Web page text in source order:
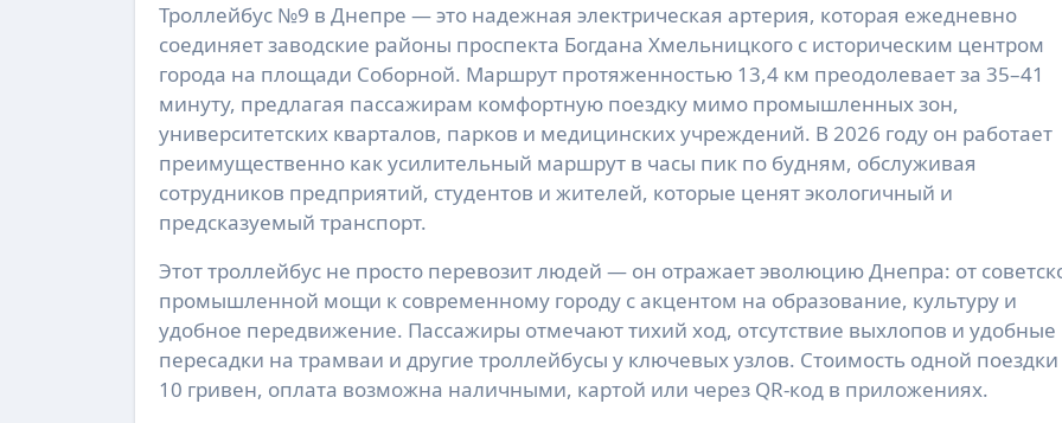
Троллейбус №9 в Днепре — это надежная электрическая артерия, которая ежедневно
соединяет заводские районы проспекта Богдана Хмельницкого с историческим центром
города на площади Соборной. Маршрут протяженностью 13,4 км преодолевает за 35–41
минуту, предлагая пассажирам комфортную поездку мимо промышленных зон,
университетских кварталов, парков и медицинских учреждений. В 2026 году он работает
преимущественно как усилительный маршрут в часы пик по будням, обслуживая
сотрудников предприятий, студентов и жителей, которые ценят экологичный и
предсказуемый транспорт.
Этот троллейбус не просто перевозит людей — он отражает эволюцию Днепра: от
промышленной мощи к современному городу с акцентом на образование, культуру и
удобное передвижение. Пассажиры отмечают тихий ход, отсутствие выхлопов и удобные
пересадки на трамваи и другие троллейбусы у ключевых узлов. Стоимость одной
10 гривен, оплата возможна наличными, картой или через QR-код в приложениях.